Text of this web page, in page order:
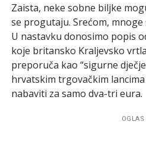
Zaista, neke sobne biljke
se progutaju. Srećom,
U nastavku donosimo popis
koje britansko Kraljevsko
preporuča kao “sigurne
hrvatskim trgovačkim
nabaviti za samo dva-tri eura.
OGLAS